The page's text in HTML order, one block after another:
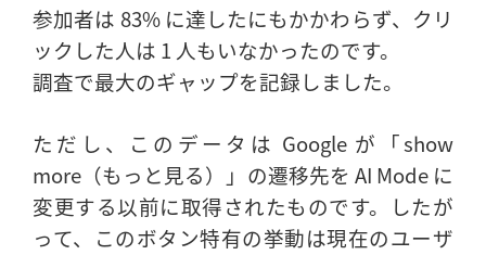
参加者は 83% に達したにもかかわらず、クリ
ックした人は 1 人もいなかったのです。
調査で最大のギャップを記録しました。
ただし、このデータは Google が「show
more（もっと見る）」の遷移先を AI Mode に
変更する以前に取得されたものです。したが
って、このボタン特有の挙動は現在のユーザ